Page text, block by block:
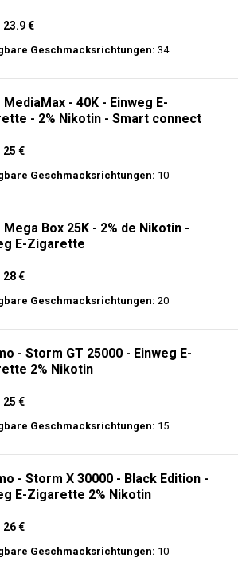
23.9 €
Geschmacksrichtungen: 34
MediaMax - 40K - Einweg E-
- 2% Nikotin - Smart connect
25 €
Geschmacksrichtungen: 10
Mega Box 25K - 2% de Nikotin -
E-Zigarette
28 €
Geschmacksrichtungen: 20
- Storm GT 25000 - Einweg E-
2% Nikotin
25 €
Geschmacksrichtungen: 15
- Storm X 30000 - Black Edition -
E-Zigarette 2% Nikotin
26 €
Geschmacksrichtungen: 10